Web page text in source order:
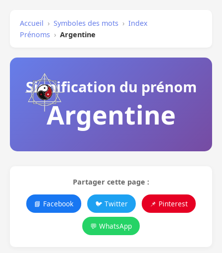
Accueil › Symboles des mots › Index
Prénoms › Argentine
Signification du prénom
Argentine
Partager cette page :
📘 Facebook 🐦 Twitter 📌 Pinterest
💬 WhatsApp